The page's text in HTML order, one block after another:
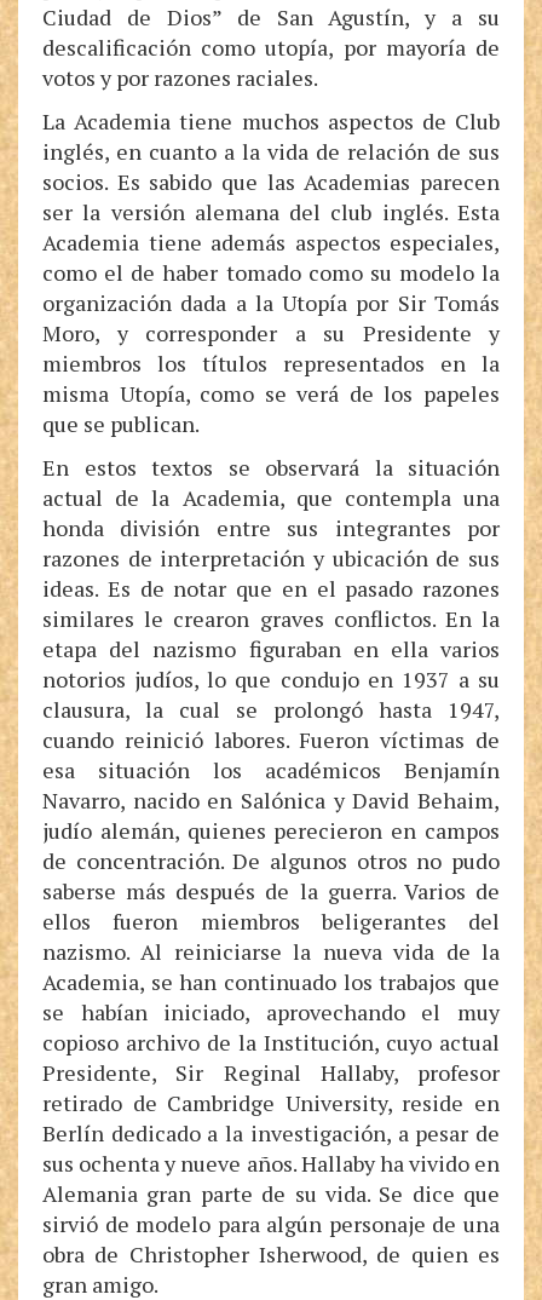
Ciudad de Dios” de San Agustín, y a su
descalificación como utopía, por mayoría de
votos y por razones raciales.
La Academia tiene muchos aspectos de Club
inglés, en cuanto a la vida de relación de sus
socios. Es sabido que las Academias parecen
ser la versión alemana del club inglés. Esta
Academia tiene además aspectos especiales,
como el de haber tomado como su modelo la
organización dada a la Utopía por Sir Tomás
Moro, y corresponder a su Presidente y
miembros los títulos representados en la
misma Utopía, como se verá de los papeles
que se publican.
En estos textos se observará la situación
actual de la Academia, que contempla una
honda división entre sus integrantes por
razones de interpretación y ubicación de sus
ideas. Es de notar que en el pasado razones
similares le crearon graves conflictos. En la
etapa del nazismo figuraban en ella varios
notorios judíos, lo que condujo en 1937 a su
clausura, la cual se prolongó hasta 1947,
cuando reinició labores. Fueron víctimas de
esa situación los académicos Benjamín
Navarro, nacido en Salónica y David Behaim,
judío alemán, quienes perecieron en campos
de concentración. De algunos otros no pudo
saberse más después de la guerra. Varios de
ellos fueron miembros beligerantes del
nazismo. Al reiniciarse la nueva vida de la
Academia, se han continuado los trabajos que
se habían iniciado, aprovechando el muy
copioso archivo de la Institución, cuyo actual
Presidente, Sir Reginal Hallaby, profesor
retirado de Cambridge University, reside en
Berlín dedicado a la investigación, a pesar de
sus ochenta y nueve años. Hallaby ha vivido en
Alemania gran parte de su vida. Se dice que
sirvió de modelo para algún personaje de una
obra de Christopher Isherwood, de quien es
gran amigo.